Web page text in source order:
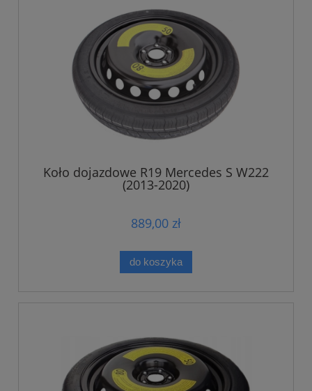
Koło dojazdowe R19 Mercedes S W222
(2013-2020)
889,00 zł
do koszyka